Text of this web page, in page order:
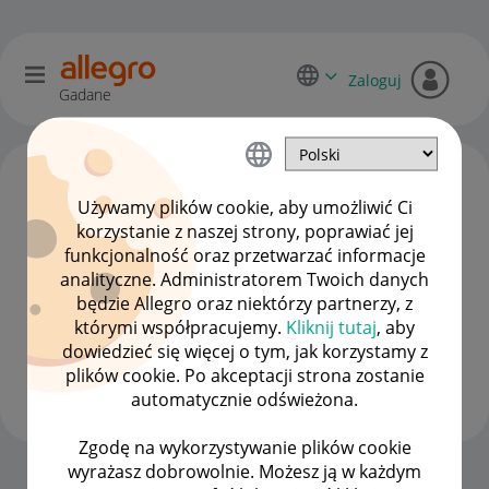
Używamy plików cookie, aby umożliwić Ci
korzystanie z naszej strony, poprawiać jej
funkcjonalność oraz przetwarzać informacje
analityczne. Administratorem Twoich danych
będzie Allegro oraz niektórzy partnerzy, z
którymi współpracujemy. Kliknij tutaj, aby
dowiedzieć się więcej o tym, jak korzystamy z
plików cookie. Po akceptacji strona zostanie
automatycznie odświeżona.
Zgodę na wykorzystywanie plików cookie
wyrażasz dobrowolnie. Możesz ją w każdym
Gadane
Zaloguj
Client:109114850
#2 Obserwator
Strona Główna OPCJE